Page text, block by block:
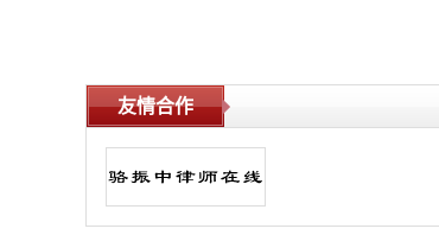
友情合作